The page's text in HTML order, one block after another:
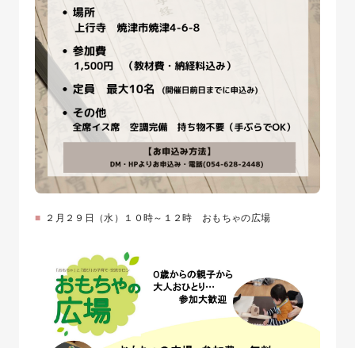
２月２９日（水）１０時～１２時 おもちゃの広場